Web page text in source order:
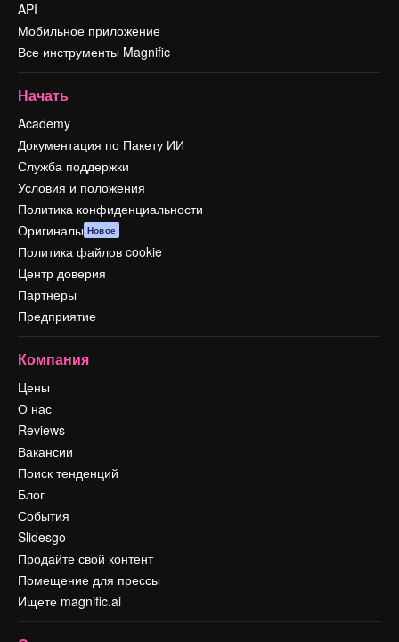
API
Мобильное приложение
Все инструменты Magnific
Начать
Academy
Документация по Пакету ИИ
Служба поддержки
Условия и положения
Политика конфиденциальности
Оригиналы Новое
Политика файлов cookie
Центр доверия
Партнеры
Предприятие
Компания
Цены
О нас
Reviews
Вакансии
Поиск тенденций
Блог
События
Slidesgo
Продайте свой контент
Помещение для прессы
Ищете magnific.ai